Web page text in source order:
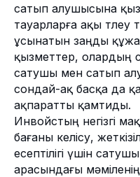
сатып алушысына
тауарларға ақы төлеу
ұсынатын заңды
қызметтер, олардың
сатушы мен сатып
сондай-ақ басқа да
ақпаратты қамтиды.
Инвойстың негізгі
бағаны келісу,
есептілігі үшін
арасындағы